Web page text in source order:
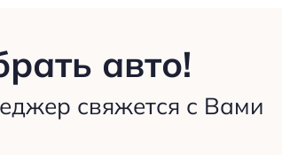
авто!
свяжется с Вами